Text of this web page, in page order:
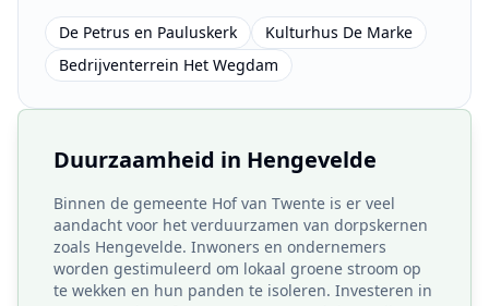
De Petrus en Pauluskerk
Kulturhus De Marke
Bedrijventerrein Het Wegdam
Duurzaamheid in Hengevelde
Binnen de gemeente Hof van Twente is er veel
aandacht voor het verduurzamen van dorpskernen
zoals Hengevelde. Inwoners en ondernemers
worden gestimuleerd om lokaal groene stroom op
te wekken en hun panden te isoleren. Investeren in